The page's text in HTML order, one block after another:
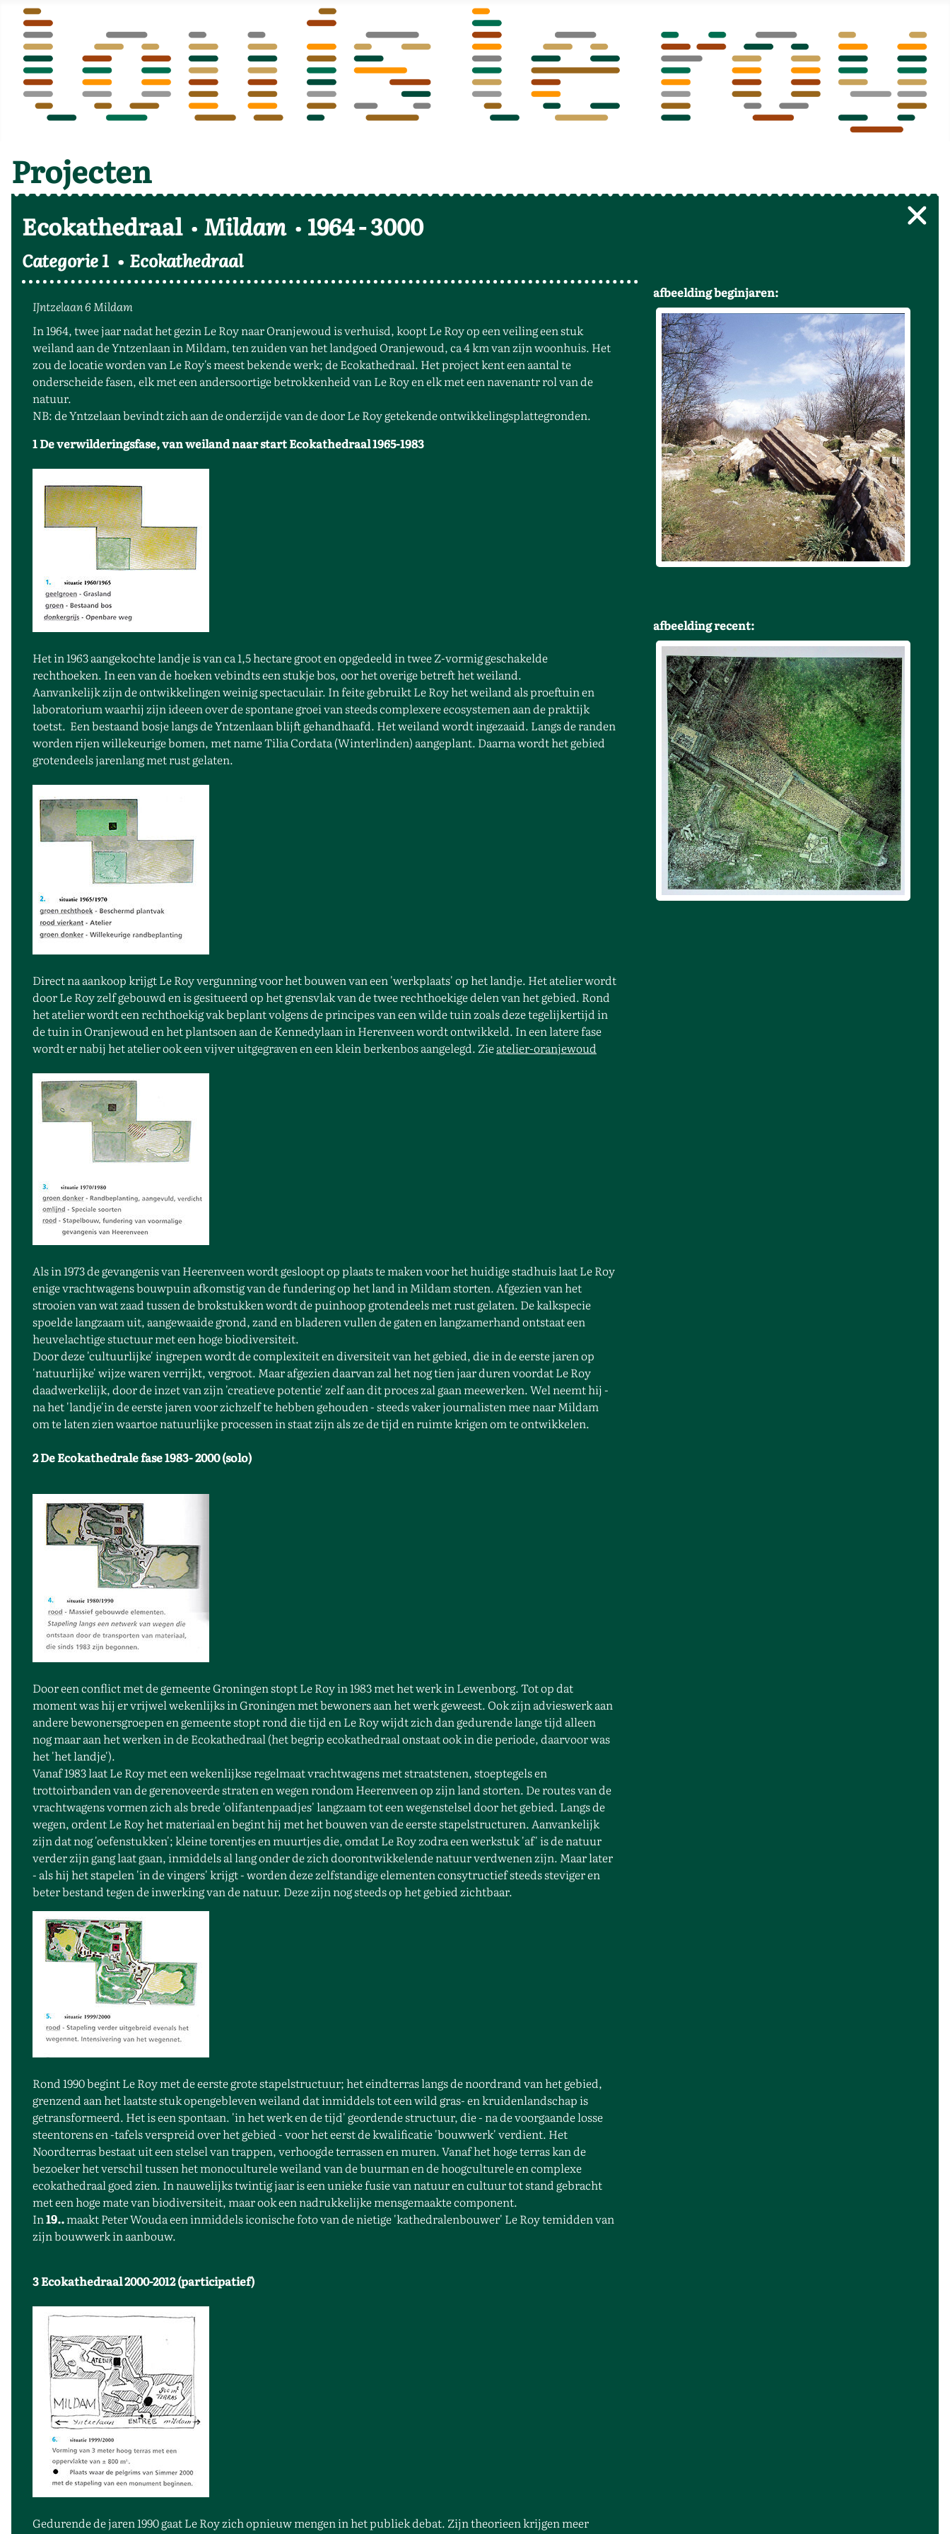
Projecten
Ecokathedraal Mildam 1964-3000
Categorie 1 Ecokathedraal
IJntzelaan 6 Mildam
In 1964, twee jaar nadat het gezin Le Roy naar Oranjewoud is verhuisd, koopt Le Roy op een veiling een stuk
weiland aan de Yntzenlaan in Mildam, ten zuiden van het landgoed Oranjewoud, ca 4 km van zijn woonhuis. Het
zou de locatie worden van Le Roy's meest bekende werk; de Ecokathedraal. Het project kent een aantal te
onderscheide fasen, elk met een andersoortige betrokkenheid van Le Roy en elk met een navenantr rol van de
natuur.
NB: de Yntzelaan bevindt zich aan de onderzijde van de door Le Roy getekende ontwikkelingsplattegronden.
1 De verwilderingsfase, van weiland naar start Ecokathedraal 1965-1983
Het in 1963 aangekochte landje is van ca 1,5 hectare groot en opgedeeld in twee Z-vormig geschakelde
rechthoeken. In een van de hoeken vebindts een stukje bos, oor het overige betreft het weiland.
Aanvankelijk zijn de ontwikkelingen weinig spectaculair. In feite gebruikt Le Roy het weiland als proeftuin en
laboratorium waarhij zijn ideeen over de spontane groei van steeds complexere ecosystemen aan de praktijk
toetst. Een bestaand bosje langs de Yntzenlaan blijft gehandhaafd. Het weiland wordt ingezaaid. Langs de randen
worden rijen willekeurige bomen, met name Tilia Cordata (Winterlinden) aangeplant. Daarna wordt het gebied
grotendeels jarenlang met rust gelaten.
Direct na aankoop krijgt Le Roy vergunning voor het bouwen van een 'werkplaats' op het landje. Het atelier wordt
door Le Roy zelf gebouwd en is gesitueerd op het grensvlak van de twee rechthoekige delen van het gebied. Rond
het atelier wordt een rechthoekig vak beplant volgens de principes van een wilde tuin zoals deze tegelijkertijd in
de tuin in Oranjewoud en het plantsoen aan de Kennedylaan in Herenveen wordt ontwikkeld. In een latere fase
wordt er nabij het atelier ook een vijver uitgegraven en een klein berkenbos aangelegd. Zieatelier-oranjewoud
Als in 1973 de gevangenis van Heerenveen wordt gesloopt op plaats te maken voor het huidige stadhuis laat Le Roy
enige vrachtwagens bouwpuin afkomstig van de fundering op het land in Mildam storten. Afgezien van het
strooien van wat zaad tussen de brokstukken wordt de puinhoop grotendeels met rust gelaten. De kalkspecie
spoelde langzaam uit, aangewaaide grond, zand en bladeren vullen de gaten en langzamerhand ontstaat een
heuvelachtige stuctuur met een hoge biodiversiteit.
Door deze 'cultuurlijke' ingrepen wordt de complexiteit en diversiteit van het gebied, die in de eerste jaren op
'natuurlijke' wijze waren verrijkt, vergroot. Maar afgezien daarvan zal het nog tien jaar duren voordat Le Roy
daadwerkelijk, door de inzet van zijn 'creatieve potentie' zelf aan dit proces zal gaan meewerken. Wel neemt hij -
na het 'landje'in de eerste jaren voor zichzelf te hebben gehouden - steeds vaker journalisten mee naar Mildam
om te laten zien waartoe natuurlijke processen in staat zijn als ze de tijd en ruimte krigen om te ontwikkelen.
2 De Ecokathedrale fase 1983- 2000 (solo)
Door een conflict met de gemeente Groningen stopt Le Roy in 1983 met het werk in Lewenborg. Tot op dat
moment was hij er vrijwel wekenlijks in Groningen met bewoners aan het werk geweest. Ook zijn advieswerk aan
andere bewonersgroepen en gemeente stopt rond die tijd en Le Roy wijdt zich dan gedurende lange tijd alleen
nog maar aan het werken in de Ecokathedraal (het begrip ecokathedraal onstaat ook in die periode, daarvoor was
het 'het landje').
Vanaf 1983 laat Le Roy met een wekenlijkse regelmaat vrachtwagens met straatstenen, stoeptegels en
trottoirbanden van de gerenoveerde straten en wegen rondom Heerenveen op zijn land storten. De routes van de
vrachtwagens vormen zich als brede 'olifantenpaadjes' langzaam tot een wegenstelsel door het gebied. Langs de
wegen, ordent Le Roy het materiaal en begint hij met het bouwen van de eerste stapelstructuren. Aanvankelijk
zijn dat nog 'oefenstukken'; kleine torentjes en muurtjes die, omdat Le Roy zodra een werkstuk 'af' is de natuur
verder zijn gang laat gaan, inmiddels al lang onder de zich doorontwikkelende natuur verdwenen zijn. Maar later
- als hij het stapelen 'in de vingers' krijgt - worden deze zelfstandige elementen consytructief steeds steviger en
beter bestand tegen de inwerking van de natuur. Deze zijn nog steeds op het gebied zichtbaar.
Rond 1990 begint Le Roy met de eerste grote stapelstructuur; het eindterras langs de noordrand van het gebied,
grenzend aan het laatste stuk opengebleven weiland dat inmiddels tot een wild gras- en kruidenlandschap is
getransformeerd. Het is een spontaan. 'in het werk en de tijd' geordende structuur, die - na de voorgaande losse
steentorens en -tafels verspreid over het gebied - voor het eerst de kwalificatie 'bouwwerk' verdient. Het
Noordterras bestaat uit een stelsel van trappen, verhoogde terrassen en muren. Vanaf het hoge terras kan de
bezoeker het verschil tussen het monoculturele weiland van de buurman en de hoogculturele en complexe
ecokathedraal goed zien. In nauwelijks twintig jaar is een unieke fusie van natuur en cultuur tot stand gebracht
met een hoge mate van biodiversiteit, maar ook een nadrukkelijke mensgemaakte component.
In19..maakt Peter Wouda een inmiddels iconische foto van de nietige 'kathedralenbouwer' Le Roy temidden van
zijn bouwwerk in aanbouw.
3 Ecokathedraal 2000-2012 (participatief)
Gedurende de jaren 1990 gaat Le Roy zich opnieuw mengen in het publiek debat. Zijn theorieen krijgen meer
afbeelding beginjaren:
afbeelding recent: